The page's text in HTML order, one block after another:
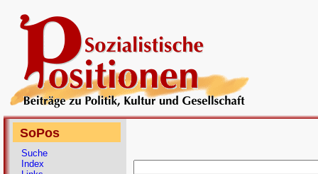
SoPos
Suche
Index